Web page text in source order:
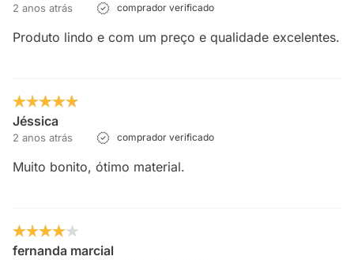
2 anos atrás comprador verificado
Produto lindo e com um preço e qualidade excelentes.
Jéssica
2 anos atrás comprador verificado
Muito bonito, ótimo material.
fernanda marcial